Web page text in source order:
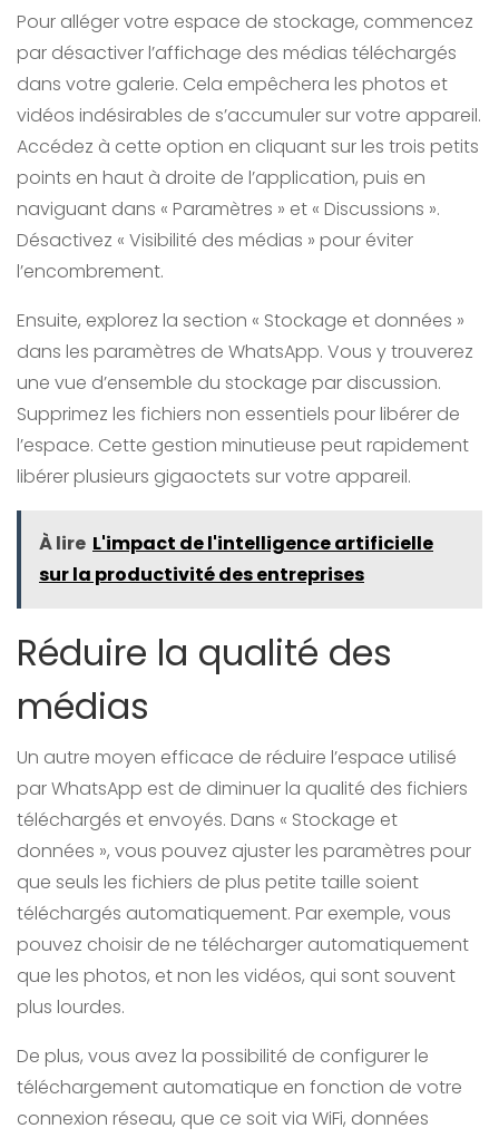
Pour alléger votre espace de stockage, commencez
par désactiver l’affichage des médias téléchargés
dans votre galerie. Cela empêchera les photos et
vidéos indésirables de s’accumuler sur votre appareil.
Accédez à cette option en cliquant sur les trois petits
points en haut à droite de l’application, puis en
naviguant dans « Paramètres » et « Discussions ».
Désactivez « Visibilité des médias » pour éviter
l’encombrement.
Ensuite, explorez la section « Stockage et données »
dans les paramètres de WhatsApp. Vous y trouverez
une vue d’ensemble du stockage par discussion.
Supprimez les fichiers non essentiels pour libérer de
l’espace. Cette gestion minutieuse peut rapidement
libérer plusieurs gigaoctets sur votre appareil.
À lire L'impact de l'intelligence artificielle
sur la productivité des entreprises
Réduire la qualité des
médias
Un autre moyen efficace de réduire l’espace utilisé
par WhatsApp est de diminuer la qualité des fichiers
téléchargés et envoyés. Dans « Stockage et
données », vous pouvez ajuster les paramètres pour
que seuls les fichiers de plus petite taille soient
téléchargés automatiquement. Par exemple, vous
pouvez choisir de ne télécharger automatiquement
que les photos, et non les vidéos, qui sont souvent
plus lourdes.
De plus, vous avez la possibilité de configurer le
téléchargement automatique en fonction de votre
connexion réseau, que ce soit via WiFi, données